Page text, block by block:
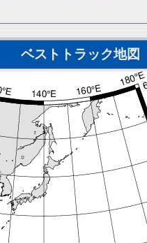
ベストトラック地図